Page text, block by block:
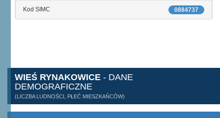
0884737
Kod SIMC
WIEŚ RYNAKOWICE - DANE
DEMOGRAFICZNE
(LICZBA LUDNOŚCI, PŁEĆ MIESZKAŃCÓW)